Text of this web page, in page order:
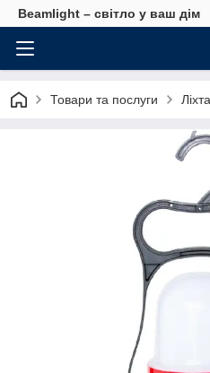
Beamlight – світло у ваш дім
Товари та послуги